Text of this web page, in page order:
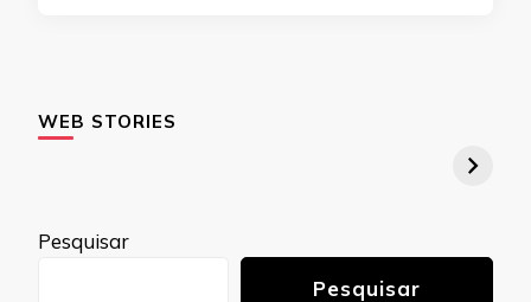
WEB STORIES
Pesquisar
Pesquisar